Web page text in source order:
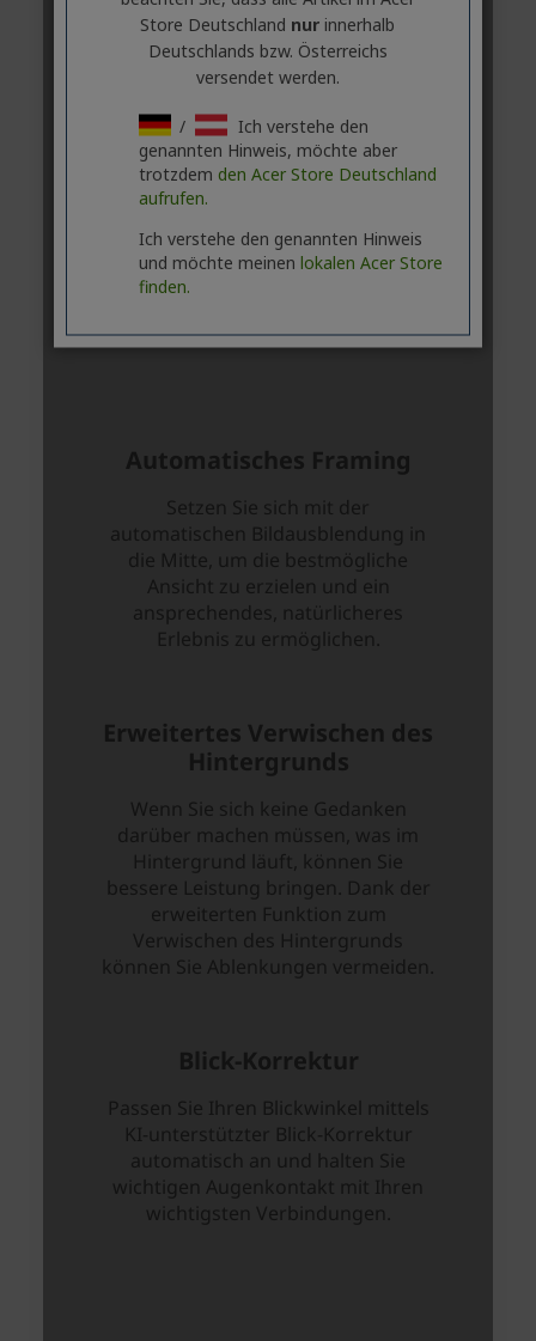
Store Deutschland nur innerhalb
Deutschlands bzw. Österreichs
versendet werden.
/
Ich verstehe den
genannten Hinweis, möchte aber
trotzdem den Acer Store Deutschland
aufrufen.
Ich verstehe den genannten Hinweis
und möchte meinen lokalen Acer Store
finden.